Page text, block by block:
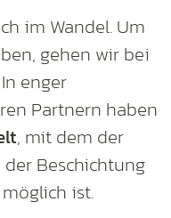
im Wandel. Um
gehen wir bei
In enger
Partnern haben
, mit dem der
Beschichtung
ist.